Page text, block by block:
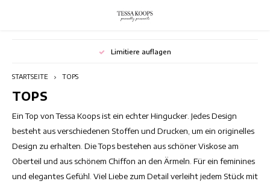
Hoofdmenu / kleider
Blumenkleider
Bohemian kleider
Schicke Kleider
Hoofdmenu / tops
TUNIK
Elegante Oberteile
Bunte Oberteile
Hoofdmenu / hosen
JUMPSUITS
Bedruckte Damenhose
Schlaghose
Hoofdmenu / röcke
Blumenröcke
Kurze Damenröcke
Lange Röcke
Hoofdmenu / blazer
Bedruckte Blazer
lässige Blazer
Hoofdmenu / outlet
Sommer Outlet
Winter Outlet
Switching Seasons Sale
Hoofdmenu
Nederlands
English
Hoofdmenu
GBP
USD
Limitiere auflagen
STARTSEITE TOPS
TOPS
Ein Top von Tessa Koops ist ein echter Hingucker. Jedes Design
besteht aus verschiedenen Stoffen und Drucken, um ein originelles
Design zu erhalten. Die Tops bestehen aus schöner Viskose am
Oberteil und aus schönem Chiffon an den Ärmeln. Für ein feminines
und elegantes Gefühl. Viel Liebe zum Detail verleiht jedem Stück mit